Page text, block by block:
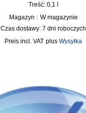
Treść: 0,1 l
Magazyn : W magazynie
Czas dostawy: 7 dni roboczych
incl. VAT plus Wysyłka